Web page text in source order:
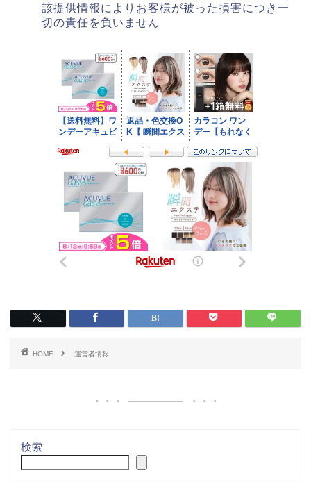
該提供情報によりお客様が被った損害につき一
切の責任を負いません
HOME 運営者情報
検索